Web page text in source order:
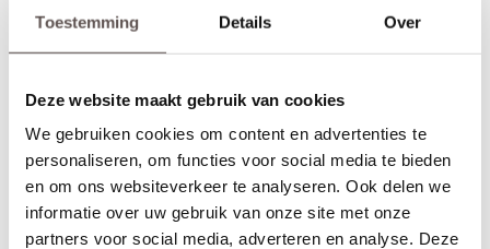
Toestemming Details Over
Deze website maakt gebruik van cookies
We gebruiken cookies om content en advertenties te
personaliseren, om functies voor social media te bieden
en om ons websiteverkeer te analyseren. Ook delen we
informatie over uw gebruik van onze site met onze
partners voor social media, adverteren en analyse. Deze
gemeten vanaf de onderzijde van de deur. Let op! De
draairichtingvan de deur is van belang. Maak je keuze uit het
Geschikt voor buitendeuren waarbij aan de buitenzijde van een
deur eendeurknopwordt gemonteerd en aan de binnenzijde een
deurkruk. Sleutelbediende sloten worden meestal geplaatst op
eenvoordeur. De infrezing in de deur wordt beschermd met
grondverf en de 3-puntsluiting gemonteerd.